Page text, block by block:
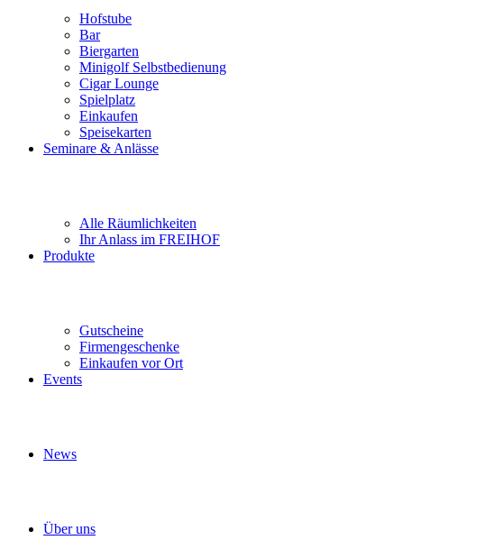
Hofstube
Bar
Biergarten
Minigolf Selbstbedienung
Cigar Lounge
Spielplatz
Einkaufen
Speisekarten
Seminare & Anlässe
Alle Räumlichkeiten
Ihr Anlass im FREIHOF
Produkte
Gutscheine
Firmengeschenke
Einkaufen vor Ort
Events
News
Über uns